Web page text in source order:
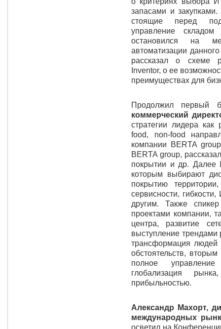
запасами и
стоящие перед
управление
остановился на
автоматизации
рассказал о схеме
Inventor, о ее
преимуществах для
Продолжил первый
коммерческий
стратегии лидера как
food, non-food
компании BERTA
BERTA group,
покрытии и др. Далее
которым выбирают
покрытию
сервисности,
другим. Также
проектами компании,
центра, развитие
выступление трендами
трансформация людей
обстоятельств,
полное
глобализация
прибыльностью.
Александр Махорт,
международных
осветил на